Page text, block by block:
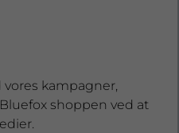
kampagner,
shoppen ved at